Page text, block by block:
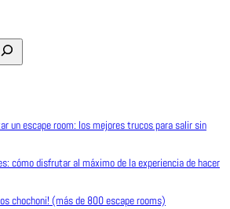
un escape room: los mejores trucos para salir sin
cómo disfrutar al máximo de la experiencia de hacer
chochoni! (más de 800 escape rooms)